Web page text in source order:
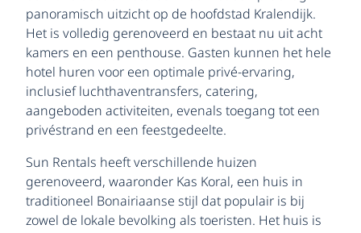
panoramisch uitzicht op de hoofdstad Kralendijk.
Het is volledig gerenoveerd en bestaat nu uit acht
kamers en een penthouse. Gasten kunnen het hele
hotel huren voor een optimale privé-ervaring,
inclusief luchthaventransfers, catering,
aangeboden activiteiten, evenals toegang tot een
privéstrand en een feestgedeelte.
Sun Rentals heeft verschillende huizen
gerenoveerd, waaronder Kas Koral, een huis in
traditioneel Bonairiaanse stijl dat populair is bij
zowel de lokale bevolking als toeristen. Het huis is